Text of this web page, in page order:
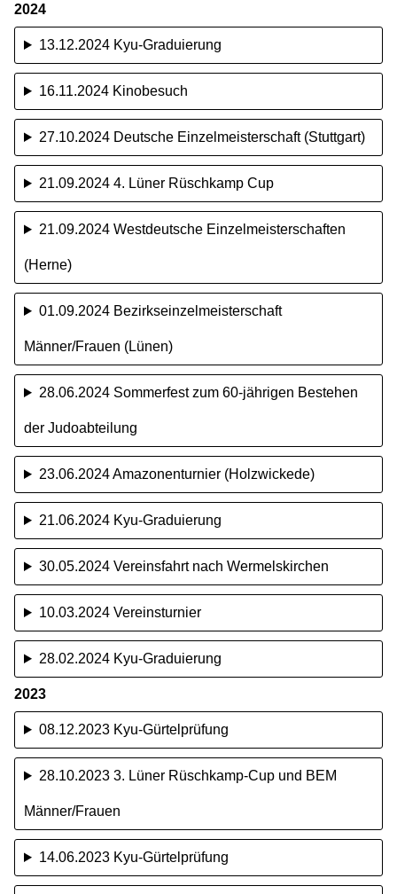
2024
13.12.2024 Kyu-Graduierung
16.11.2024 Kinobesuch
27.10.2024 Deutsche Einzelmeisterschaft (Stuttgart)
21.09.2024 4. Lüner Rüschkamp Cup
21.09.2024 Westdeutsche Einzelmeisterschaften
(Herne)
01.09.2024 Bezirkseinzelmeisterschaft
Männer/Frauen (Lünen)
28.06.2024 Sommerfest zum 60-jährigen Bestehen
der Judoabteilung
23.06.2024 Amazonenturnier (Holzwickede)
21.06.2024 Kyu-Graduierung
30.05.2024 Vereinsfahrt nach Wermelskirchen
10.03.2024 Vereinsturnier
28.02.2024 Kyu-Graduierung
2023
08.12.2023 Kyu-Gürtelprüfung
28.10.2023 3. Lüner Rüschkamp-Cup und BEM
Männer/Frauen
14.06.2023 Kyu-Gürtelprüfung